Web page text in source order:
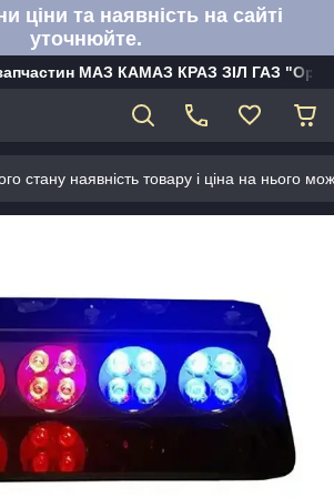
ціни та наявність на сайті
уточнюйте.
запчастин МАЗ КАМАЗ КРАЗ ЗІЛ ГАЗ
стану наявність товару і ціна на нього